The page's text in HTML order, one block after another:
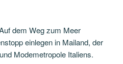
dem Weg zum Meer
einlegen in Mailand, der
Modemetropole Italiens.